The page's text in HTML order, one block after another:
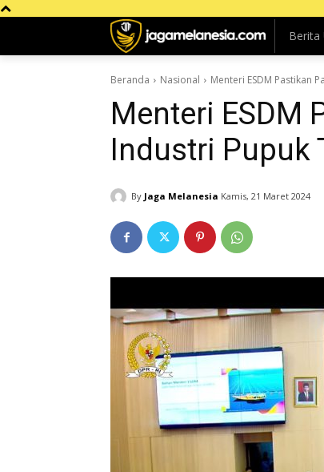
Berita
Beranda Nasional Menteri ESDM Pastikan
Menteri ESDM
Industri Pupuk
By Jaga Melanesia Kamis, 21 Maret 2024